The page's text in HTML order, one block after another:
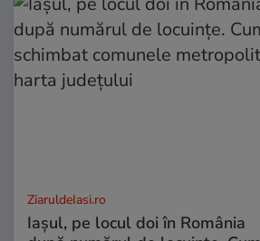
ZiaruldeIasi.ro
Iașul, pe locul doi în România